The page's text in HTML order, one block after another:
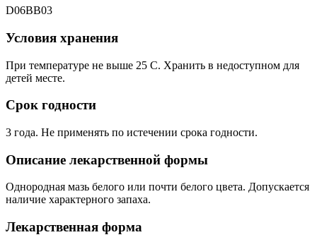
D06BB03
Условия хранения
При температуре не выше 25 С. Хранить в недоступном для
детей месте.
Срок годности
3 года. Не применять по истечении срока годности.
Описание лекарственной формы
Однородная мазь белого или почти белого цвета. Допускается
наличие характерного запаха.
Лекарственная форма